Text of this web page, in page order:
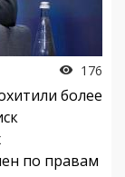
176
более
по правам